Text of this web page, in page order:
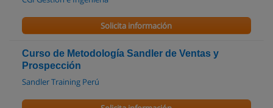
Solicita información
Curso de Metodología Sandler de Ventas y
Prospección
Sandler Training Perú